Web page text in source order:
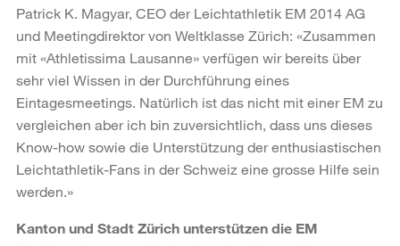
Patrick K. Magyar, CEO der Leichtathletik EM 2014 AG
und Meetingdirektor von Weltklasse Zürich: «Zusammen
mit «Athletissima Lausanne» verfügen wir bereits über
sehr viel Wissen in der Durchführung eines
Eintagesmeetings. Natürlich ist das nicht mit einer EM zu
vergleichen aber ich bin zuversichtlich, dass uns dieses
Know-how sowie die Unterstützung der enthusiastischen
Leichtathletik-Fans in der Schweiz eine grosse Hilfe sein
werden.»
Kanton und Stadt Zürich unterstützen die EM